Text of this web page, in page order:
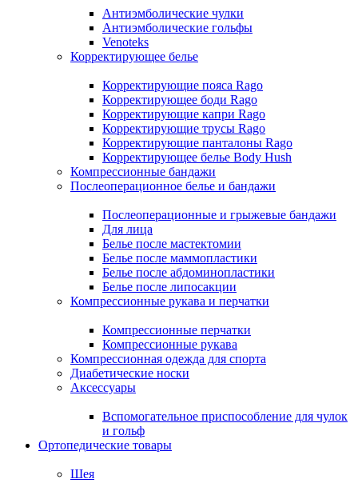
Антиэмболические чулки
Антиэмболические гольфы
Venoteks
Корректирующее белье
Корректирующие пояса Rago
Корректирующее боди Rago
Корректирующие капри Rago
Корректирующие трусы Rago
Корректирующие панталоны Rago
Корректирующее белье Body Hush
Компрессионные бандажи
Послеоперационное белье и бандажи
Послеоперационные и грыжевые бандажи
Для лица
Белье после мастектомии
Белье после маммопластики
Белье после абдоминопластики
Белье после липосакции
Компрессионные рукава и перчатки
Компрессионные перчатки
Компрессионные рукава
Компрессионная одежда для спорта
Диабетические носки
Аксессуары
Вспомогательное приспособление для чулок
и гольф
Ортопедические товары
Шея